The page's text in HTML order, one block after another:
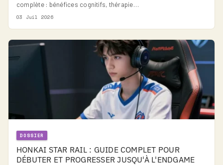
complète : bénéfices cognitifs, thérapie…
03 Juil 2026
DOSSIER
HONKAI STAR RAIL : GUIDE COMPLET POUR
DÉBUTER ET PROGRESSER JUSQU'À L'ENDGAME